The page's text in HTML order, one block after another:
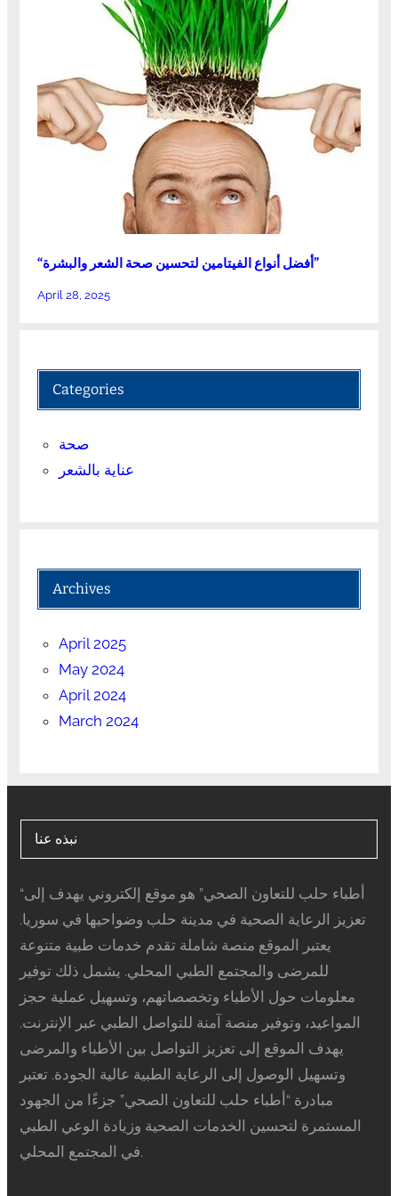
“أفضل أنواع الفيتامين لتحسين صحة الشعر والبشرة”
April 28, 2025
Categories
صحة
عناية بالشعر
Archives
April 2025
May 2024
April 2024
March 2024
نبذه عنا
“أطباء حلب للتعاون الصحي” هو موقع إلكتروني يهدف إلى
تعزيز الرعاية الصحية في مدينة حلب وضواحيها في سوريا.
يعتبر الموقع منصة شاملة تقدم خدمات طبية متنوعة
للمرضى والمجتمع الطبي المحلي. يشمل ذلك توفير
معلومات حول الأطباء وتخصصاتهم، وتسهيل عملية حجز
المواعيد، وتوفير منصة آمنة للتواصل الطبي عبر الإنترنت.
يهدف الموقع إلى تعزيز التواصل بين الأطباء والمرضى
وتسهيل الوصول إلى الرعاية الطبية عالية الجودة. تعتبر
مبادرة “أطباء حلب للتعاون الصحي” جزءًا من الجهود
المستمرة لتحسين الخدمات الصحية وزيادة الوعي الطبي
في المجتمع المحلي.